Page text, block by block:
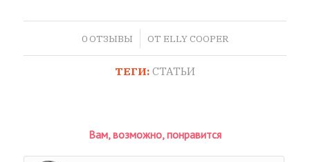
0 ОТЗЫВЫ
/ ОТ ELLY COOPER
ТЕГИ: СТАТЬИ
Вам, возможно, понравится